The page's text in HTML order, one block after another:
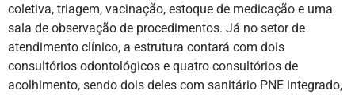
coletiva, triagem, vacinação, estoque de medicação e uma
sala de observação de procedimentos. Já no setor de
atendimento clínico, a estrutura contará com dois
consultórios odontológicos e quatro consultórios de
acolhimento, sendo dois deles com sanitário PNE integrado,